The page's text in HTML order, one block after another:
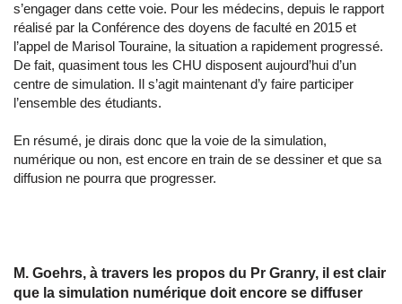
s’engager dans cette voie. Pour les médecins, depuis le rapport
réalisé par la Conférence des doyens de faculté en 2015 et
l’appel de Marisol Touraine, la situation a rapidement progressé.
De fait, quasiment tous les CHU disposent aujourd’hui d’un
centre de simulation. Il s’agit maintenant d’y faire participer
l’ensemble des étudiants.
En résumé, je dirais donc que la voie de la simulation,
numérique ou non, est encore en train de se dessiner et que sa
diffusion ne pourra que progresser.
M. Goehrs, à travers les propos du Pr Granry, il est clair
que la simulation numérique doit encore se diffuser